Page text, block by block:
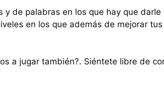
y de palabras en los que hay que
en los que además de mejorar
a jugar también?. Siéntete libre de